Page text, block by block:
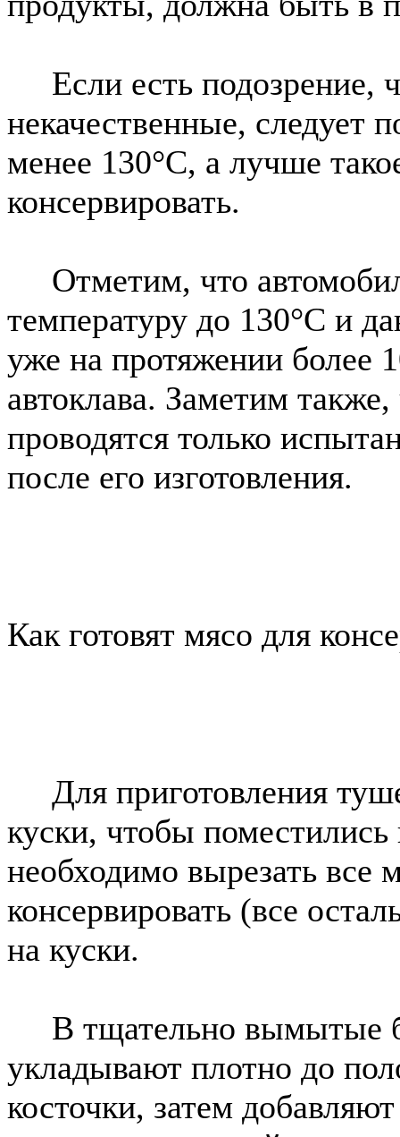
Если есть подозрение,
некачественные, следует
менее 130°С, а лучше
консервировать.
Отметим, что
температуру до 130°С и
уже на протяжении более
автоклава. Заметим
проводятся только
после его изготовления.
Как готовят мясо для
Для приготовления
куски, чтобы
необходимо вырезать все
консервировать (все
на куски.
В тщательно вымытые
укладывают плотно до
косточки, затем